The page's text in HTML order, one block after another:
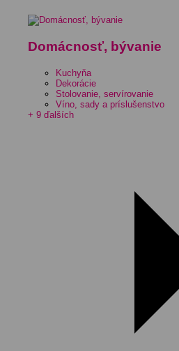
Domácnosť, bývanie
Kuchyňa
Dekorácie
Stolovanie, servírovanie
Víno, sady a príslušenstvo
+ 9 ďalších